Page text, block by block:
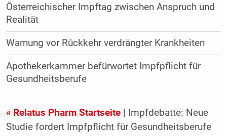
Österreichischer Impftag zwischen Anspruch und
Realität
Warnung vor Rückkehr verdrängter Krankheiten
Apothekerkammer befürwortet Impfpflicht für
Gesundheitsberufe
« Relatus Pharm Startseite| Impfdebatte: Neue
Studie fordert Impfpflicht für Gesundheitsberufe